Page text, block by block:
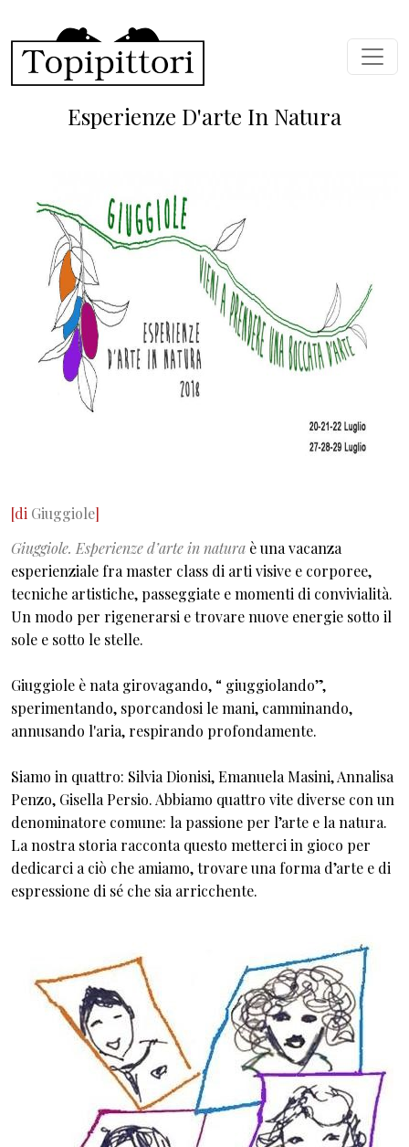
Esperienze D'arte In Natura
[di Giuggiole]
Giuggiole. Esperienze d’arte in natura è una vacanza
esperienziale fra master class di arti visive e corporee,
tecniche artistiche, passeggiate e momenti di convivialità.
Un modo per rigenerarsi e trovare nuove energie sotto il
sole e sotto le stelle.
Giuggiole è nata girovagando, “ giuggiolando”,
sperimentando, sporcandosi le mani, camminando,
annusando l'aria, respirando profondamente.
Siamo in quattro: Silvia Dionisi, Emanuela Masini, Annalisa
Penzo, Gisella Persio. Abbiamo quattro vite diverse con un
denominatore comune: la passione per l’arte e la natura.
La nostra storia racconta questo metterci in gioco per
dedicarci a ciò che amiamo, trovare una forma d’arte e di
espressione di sé che sia arricchente.